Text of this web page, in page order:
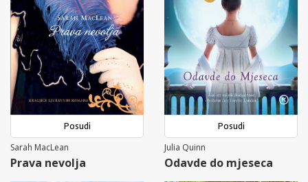
Posudi
Sarah MacLean
Prava nevolja
Posudi
Julia Quinn
Odavde do mjeseca